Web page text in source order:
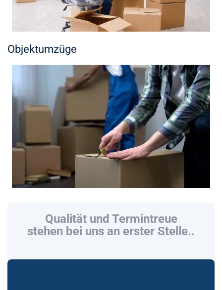
Objektumzüge
Qualität und Termintreue
stehen bei uns an erster Stelle..